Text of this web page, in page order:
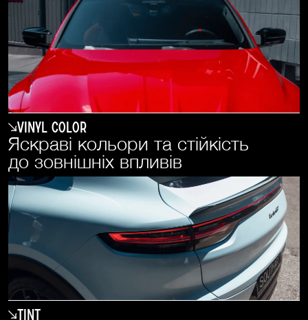
Vinyl Color
Яскраві кольори та стійкість
до зовнішніх впливів
Tint